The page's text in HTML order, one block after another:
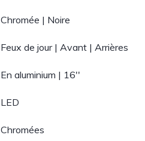
Chromée | Noire
Feux de jour | Avant | Arrières
En aluminium | 16''
LED
Chromées